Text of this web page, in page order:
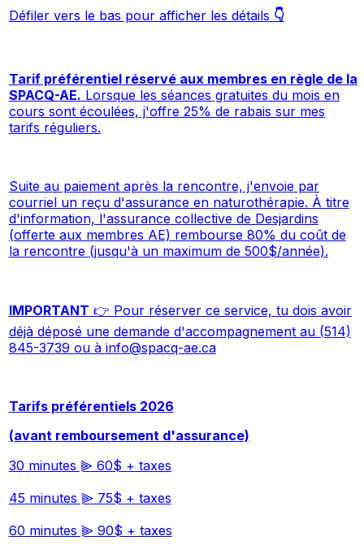
Défiler vers le bas pour afficher les détails 👇
Tarif préférentiel réservé aux membres en règle de la
SPACQ-AE. Lorsque les séances gratuites du mois en
cours sont écoulées, j'offre 25% de rabais sur mes
tarifs réguliers.
Suite au paiement après la rencontre, j'envoie par
courriel un reçu d'assurance en naturothérapie. À titre
d'information, l'assurance collective de Desjardins
(offerte aux membres AE) rembourse 80% du coût de
la rencontre (jusqu'à un maximum de 500$/année).
IMPORTANT 👉 Pour réserver ce service, tu dois avoir
déjà déposé une demande d'accompagnement au (514)
845-3739 ou à info@spacq-ae.ca
Tarifs préférentiels 2026
(avant remboursement d'assurance)
30 minutes ⫸ 60$ + taxes
45 minutes ⫸ 75$ + taxes
60 minutes ⫸ 90$ + taxes